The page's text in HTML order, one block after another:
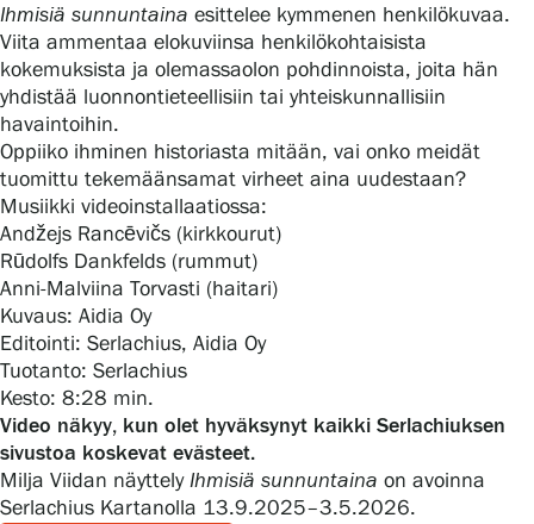
Serlachius Residenssi
SERLACHIUS+
Gösta Serlachiuksen taidesäätiö
Yhteystiedot
Ravintola Gösta
Serlachius Taidesauna
Ihmisiä sunnuntaina esittelee kymmenen henkilökuvaa.
Viita ammentaa elokuviinsa henkilökohtaisista
kokemuksista ja olemassaolon pohdinnoista, joita hän
yhdistää luonnontieteellisiin tai yhteiskunnallisiin
havaintoihin.
Oppiiko ihminen historiasta mitään, vai onko meidät
tuomittu tekemäänsamat virheet aina uudestaan?
Musiikki videoinstallaatiossa:
Andžejs Rancēvičs (kirkkourut)
Rūdolfs Dankfelds (rummut)
Anni-Malviina Torvasti (haitari)
Kuvaus: Aidia Oy
Editointi: Serlachius, Aidia Oy
Tuotanto: Serlachius
Kesto: 8:28 min.
Video näkyy, kun olet hyväksynyt kaikki Serlachiuksen
sivustoa koskevat evästeet.
Milja Viidan näyttelyIhmisiä sunnuntaina on avoinna
Serlachius Kartanolla 13.9.2025–3.5.2026.